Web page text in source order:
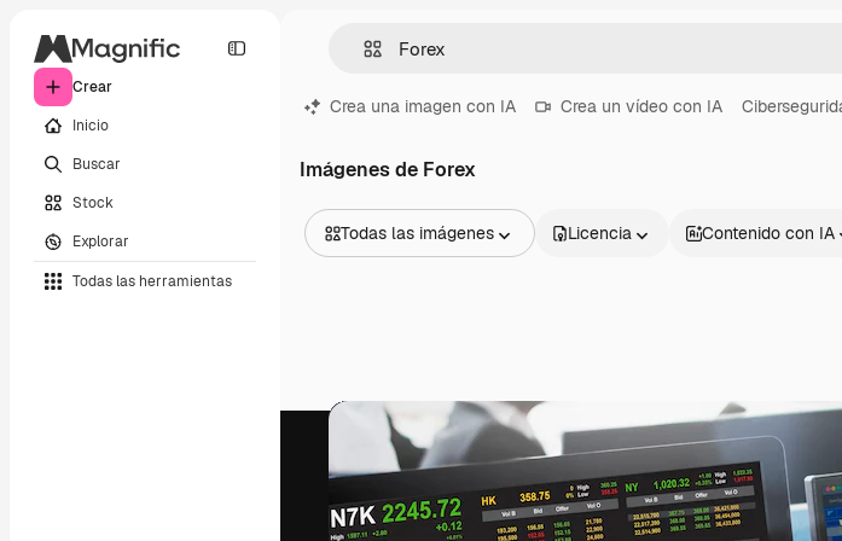
Crear
Inicio
Buscar
Stock
Explorar
Todas las herramientas
Crea una imagen con IA Crea un vídeo con IA
Imágenes de Forex
Todas las imágenes
Vídeos
Clips de vídeo
Motion graphics
Plantillas de vídeos
Modelos 3D
Fuentes
Licencia Contenido con IA